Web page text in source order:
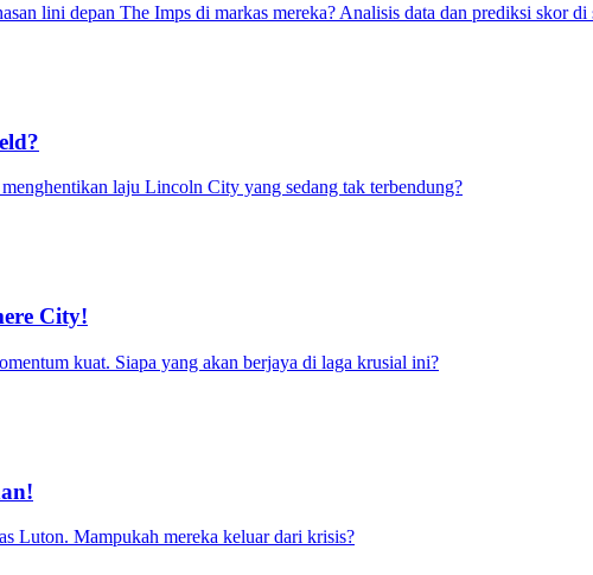
lini depan The Imps di markas mereka? Analisis data dan prediksi skor di
laju Lincoln City yang sedang tak terbendung?
City!
kuat. Siapa yang akan berjaya di laga krusial ini?
Luton. Mampukah mereka keluar dari krisis?